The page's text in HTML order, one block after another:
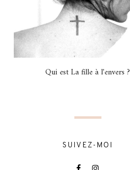
Qui est La fille à l'envers ?
SUIVEZ-MOI